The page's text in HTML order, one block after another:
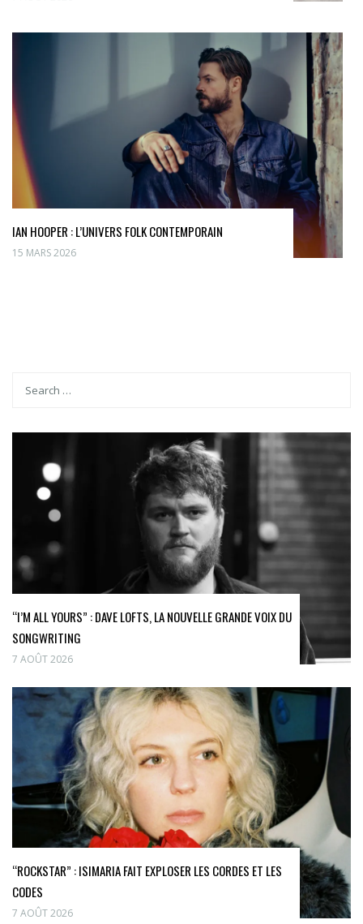
IAN HOOPER : L’UNIVERS FOLK CONTEMPORAIN
15 MARS 2026
“I’M ALL YOURS” : DAVE LOFTS, LA NOUVELLE GRANDE VOIX DU
SONGWRITING
7 AOÛT 2026
“ROCKSTAR” : ISIMARIA FAIT EXPLOSER LES CORDES ET LES
CODES
7 AOÛT 2026